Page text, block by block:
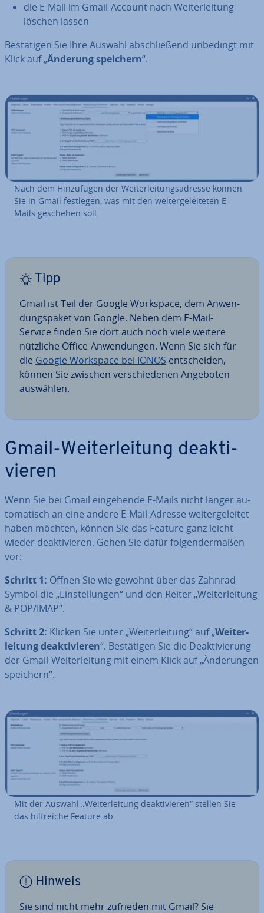
die E-Mail im Gmail-Account nach Wei­ter­lei­tung
löschen lassen
Be­stä­ti­gen Sie Ihre Auswahl ab­schlie­ßend unbedingt mit
Klick auf „Änderung speichern“.
Nach dem Hin­zu­fü­gen der Wei­ter­lei­tungs­adres­se können
Sie in Gmail festlegen, was mit den wei­ter­ge­lei­te­ten E-
Mails geschehen soll.
Tipp
Gmail ist Teil der Google Workspace, dem An­wen­
dungs­pa­ket von Google. Neben dem E-Mail-
Service finden Sie dort auch noch viele weitere
nützliche Office-An­wen­dun­gen. Wenn Sie sich für
die Google Workspace bei IONOS ent­schei­den,
können Sie zwischen ver­schie­de­nen Angeboten
auswählen.
Gmail-Wei­ter­lei­tung de­ak­ti­
vie­ren
Wenn Sie bei Gmail ein­ge­hen­de E-Mails nicht länger au­
to­ma­tisch an eine andere E-Mail-Adresse wei­ter­ge­lei­tet
haben möchten, können Sie das Feature ganz leicht
wieder de­ak­ti­vie­ren. Gehen Sie dafür fol­gen­der­ma­ßen
vor:
Schritt 1: Öffnen Sie wie gewohnt über das Zahnrad-
Symbol die „Ein­stel­lun­gen“ und den Reiter „Wei­ter­lei­tung
& POP/IMAP“.
Schritt 2: Klicken Sie unter „Wei­ter­lei­tung“ auf „Wei­ter­
lei­tung de­ak­ti­vie­ren“. Be­stä­ti­gen Sie die De­ak­ti­vie­rung
der Gmail-Wei­ter­lei­tung mit einem Klick auf „Än­de­run­gen
speichern“.
Mit der Auswahl „Wei­ter­lei­tung de­ak­ti­vie­ren“ stellen Sie
das hilf­rei­che Feature ab.
Hinweis
Sie sind nicht mehr zufrieden mit Gmail? Sie